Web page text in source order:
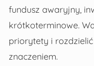
fundusz awaryjny,
krótkoterminowe.
priorytety i
znaczeniem.